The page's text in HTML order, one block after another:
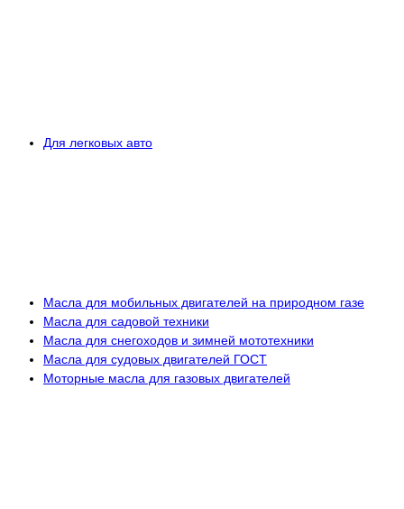
Для легковых авто
Масла для мобильных двигателей на природном газе
Масла для садовой техники
Масла для снегоходов и зимней мототехники
Масла для судовых двигателей ГОСТ
Моторные масла для газовых двигателей